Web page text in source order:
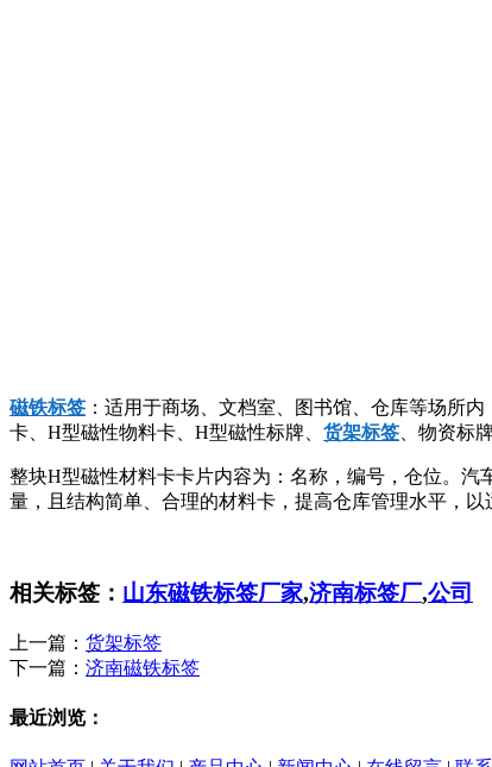
磁铁标签 ：适用于商场、文档室、图书馆、仓库等场所内
卡、H型磁性物料卡、H型磁性标牌、 货架标签 、物资标
整块H型磁性材料卡卡片内容为：名称，编号，仓位。
量，且结构简单、合理的材料卡，提高仓库管理水平，
相关标签： 山东磁铁标签厂家,济南标签厂,公司
上一篇： 货架标签
下一篇： 济南磁铁标签
最近浏览：